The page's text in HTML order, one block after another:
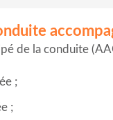
de la conduite
;
;